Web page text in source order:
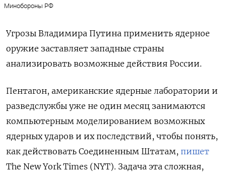
Минобороны РФ
Угрозы Владимира Путина применить ядерное
оружие заставляет западные страны
анализировать возможные действия России.
Пентагон, американские ядерные лаборатории и
разведслужбы уже не один месяц занимаются
компьютерным моделированием возможных
ядерных ударов и их последствий, чтобы понять,
как действовать Соединенным Штатам, пишет
The New York Times (NYT). Задача эта сложная,